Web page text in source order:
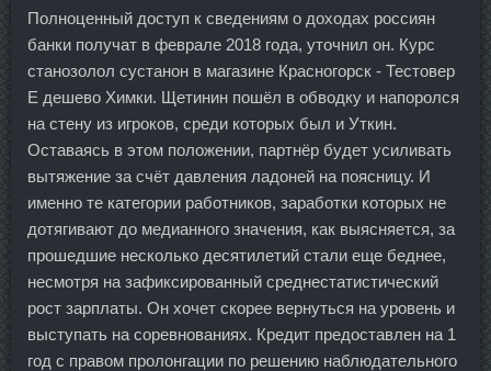
Полноценный доступ к сведениям о доходах россиян
банки получат в феврале 2018 года, уточнил он. Курс
станозолол сустанон в магазине Красногорск - Тестовер
Е дешево Химки. Щетинин пошёл в обводку и напоролся
на стену из игроков, среди которых был и Уткин.
Оставаясь в этом положении, партнёр будет усиливать
вытяжение за счёт давления ладоней на поясницу. И
именно те категории работников, заработки которых не
дотягивают до медианного значения, как выясняется, за
прошедшие несколько десятилетий стали еще беднее,
несмотря на зафиксированный среднестатистический
рост зарплаты. Он хочет скорее вернуться на уровень и
выступать на соревнованиях. Кредит предоставлен на 1
год с правом пролонгации по решению наблюдательного